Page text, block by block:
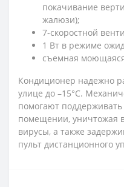
покачивание
жалюзи);
7-скоростной
1 Вт в режиме
съемная
Кондиционер надежно
улице до –15°С.
помогают
помещении, уничтожая
вирусы, а также
пульт дистанционного